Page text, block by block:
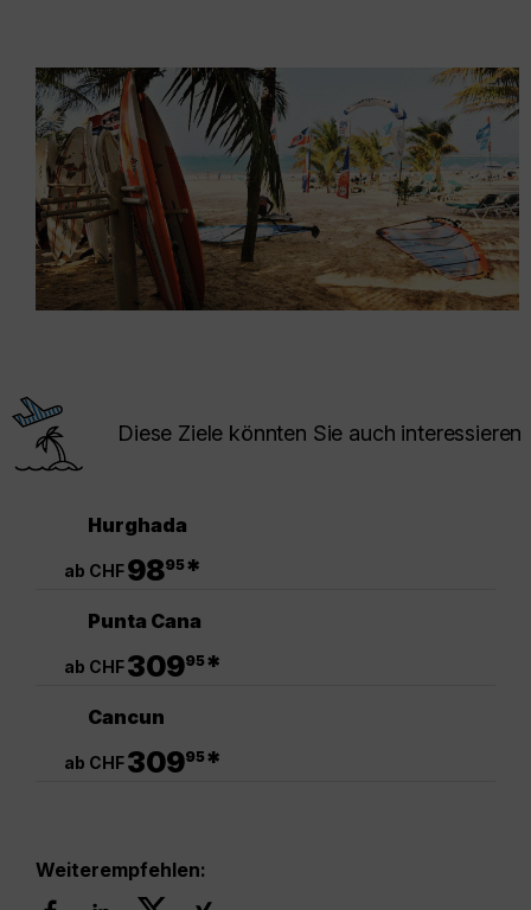
Diese Ziele könnten Sie auch interessieren
Hurghada
ab CHF9895*
Punta Cana
ab CHF30995*
Cancun
ab CHF30995*
Weiterempfehlen: